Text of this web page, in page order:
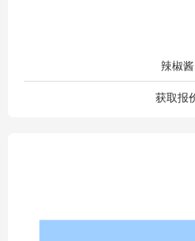
辣椒酱
获取报